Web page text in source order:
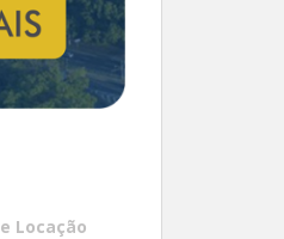
Locação